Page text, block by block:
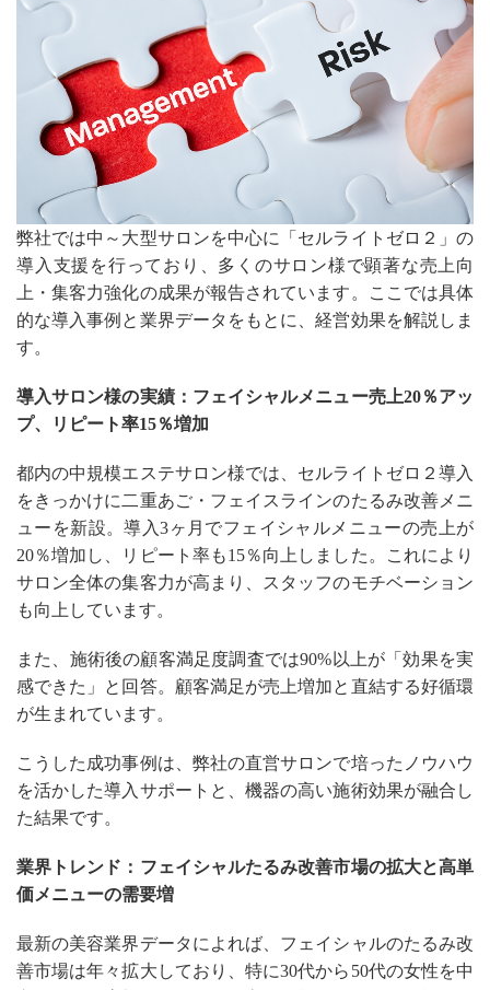
弊社では中～大型サロンを中心に「セルライトゼロ２」の
導入支援を行っており、多くのサロン様で顕著な売上向
上・集客力強化の成果が報告されています。ここでは具体
的な導入事例と業界データをもとに、経営効果を解説しま
す。
導入サロン様の実績：フェイシャルメニュー売上20％アッ
プ、リピート率15％増加
都内の中規模エステサロン様では、セルライトゼロ２導入
をきっかけに二重あご・フェイスラインのたるみ改善メニ
ューを新設。導入3ヶ月でフェイシャルメニューの売上が
20％増加し、リピート率も15％向上しました。これにより
サロン全体の集客力が高まり、スタッフのモチベーション
も向上しています。
また、施術後の顧客満足度調査では90%以上が「効果を実
感できた」と回答。顧客満足が売上増加と直結する好循環
が生まれています。
こうした成功事例は、弊社の直営サロンで培ったノウハウ
を活かした導入サポートと、機器の高い施術効果が融合し
た結果です。
業界トレンド：フェイシャルたるみ改善市場の拡大と高単
価メニューの需要増
最新の美容業界データによれば、フェイシャルのたるみ改
善市場は年々拡大しており、特に30代から50代の女性を中